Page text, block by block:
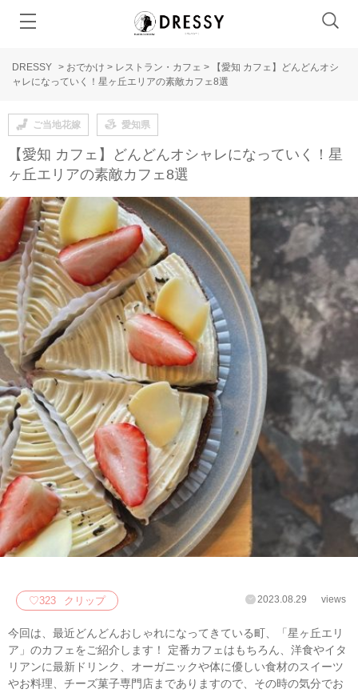
DRESSY > おでかけ > レストラン・カフェ >
【愛知 カフェ】どんどんオシ
ャレになっていく！星ヶ丘エリアの素敵カフェ8選
ご当地花嫁 愛知県
【愛知 カフェ】どんどんオシャレになっていく！星
ヶ丘エリアの素敵カフェ8選
♡323 クリップ 2023.08.29 views
今回は、最近どんどんおしゃれになってきている町、「星ヶ丘エリ
ア」のカフェをご紹介します！ 定番カフェはもちろん、洋食やイタ
リアンに最新ドリンク、オーガニックや体に優しい食材のスイーツ
やお料理、チーズ菓子専門店までありますので、その時の気分でお